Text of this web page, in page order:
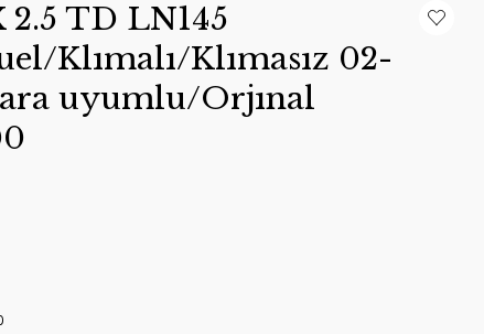
TD LN145
Klımalı/Klımasız 02-
uyumlu/Orjınal